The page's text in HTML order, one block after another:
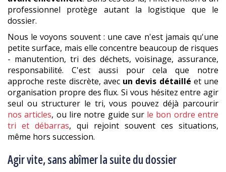
professionnel protège autant la logistique que le
dossier.
Nous le voyons souvent : une cave n'est jamais qu'une
petite surface, mais elle concentre beaucoup de risques
- manutention, tri des déchets, voisinage, assurance,
responsabilité. C'est aussi pour cela que notre
approche reste discrète, avec un devis détaillé et une
organisation propre des flux. Si vous hésitez entre agir
seul ou structurer le tri, vous pouvez déjà parcourir
nos articles, ou lire notre guide sur le bon ordre entre
tri et débarras, qui rejoint souvent ces situations,
même hors succession.
Agir vite, sans abîmer la suite du dossier